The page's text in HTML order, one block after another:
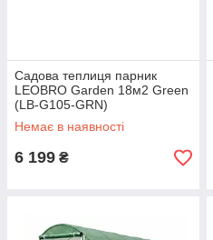
Садова теплиця парник
LEOBRO Garden 18м2 Green
(LB-G105-GRN)
Немає в наявності
6 199 ₴